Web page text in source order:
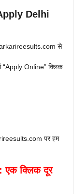
Delhi
से
Online” क्लिक
पर हम
एक क्लिक दूर